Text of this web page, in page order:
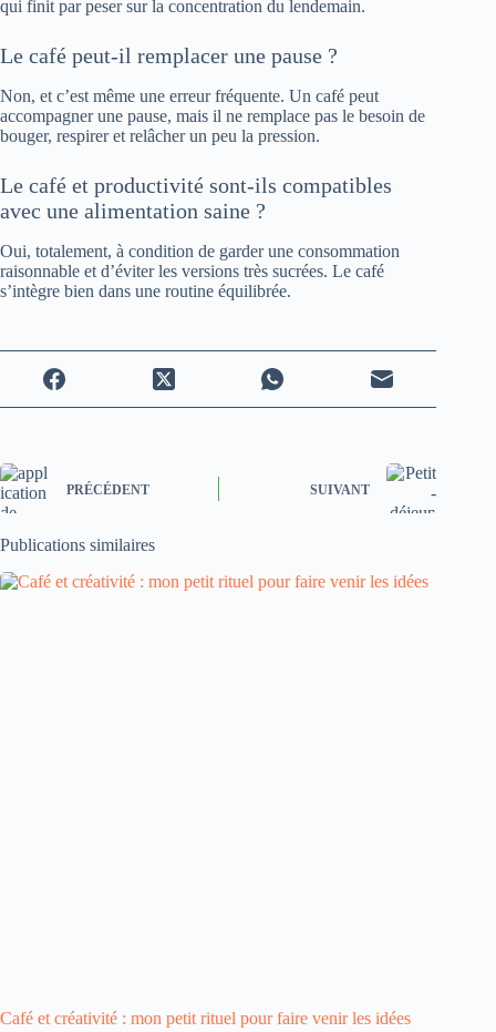
qui finit par peser sur la concentration du lendemain.
Le café peut-il remplacer une pause ?
Non, et c’est même une erreur fréquente. Un café peut
accompagner une pause, mais il ne remplace pas le besoin de
bouger, respirer et relâcher un peu la pression.
Le café et productivité sont-ils compatibles
avec une alimentation saine ?
Oui, totalement, à condition de garder une consommation
raisonnable et d’éviter les versions très sucrées. Le café
s’intègre bien dans une routine équilibrée.
PRÉCÉDENT SUIVANT
Publications similaires
Café et créativité : mon petit rituel pour faire venir les idées